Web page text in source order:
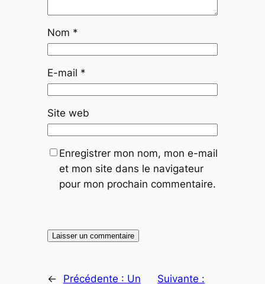
Nom *
E-mail *
Site web
Enregistrer mon nom, mon e-mail
et mon site dans le navigateur
pour mon prochain commentaire.
← Précédente : Un Suivante :